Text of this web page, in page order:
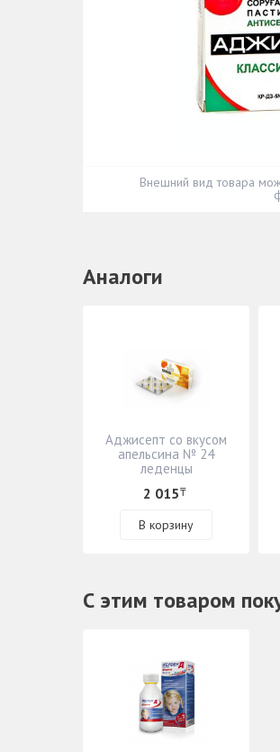
Внешний вид товара
Аналоги
Аджисепт со вкусом
апельсина № 24
леденцы
2 015₸
В корзину
С этим товаром